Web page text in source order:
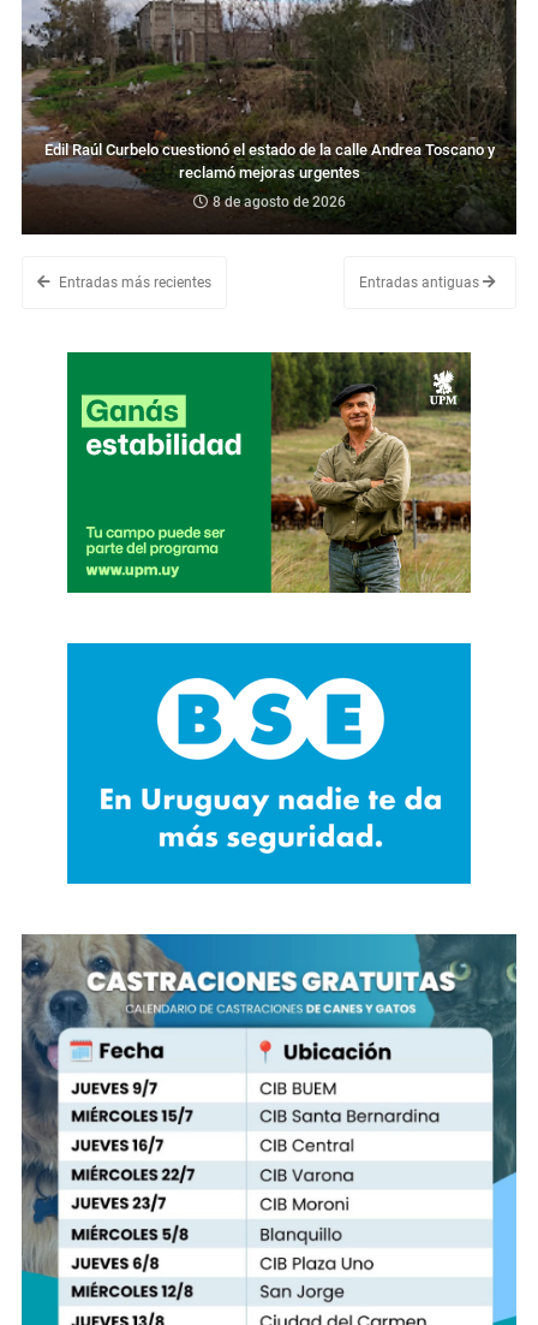
Edil Raúl Curbelo cuestionó el estado de la calle Andrea Toscano y
reclamó mejoras urgentes
8 de agosto de 2026
Entradas más recientes Entradas antiguas